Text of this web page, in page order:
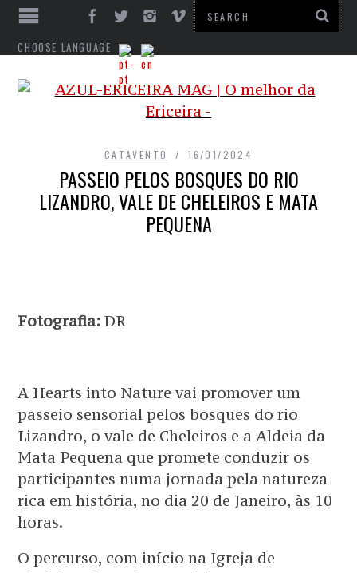
CHOOSE LANGUAGE
CATAVENTO 16/01/2024
PASSEIO PELOS BOSQUES DO RIO
LIZANDRO, VALE DE CHELEIROS E MATA
PEQUENA
Fotografia: DR
A Hearts into Nature vai promover um
passeio sensorial pelos bosques do rio
Lizandro, o vale de Cheleiros e a Aldeia da
Mata Pequena que promete conduzir os
participantes numa jornada pela natureza
rica em história, no dia 20 de Janeiro, às 10
horas.
O percurso, com início na Igreja de